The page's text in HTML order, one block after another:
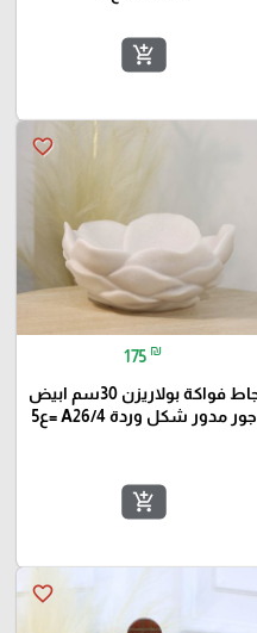
add_shopping_cart
favorite_border
175 ₪
جاط فواكة بولاريزن 30سم ابيض
جور مدور شكل وردة A26/4 =ع5
add_shopping_cart
favorite_border